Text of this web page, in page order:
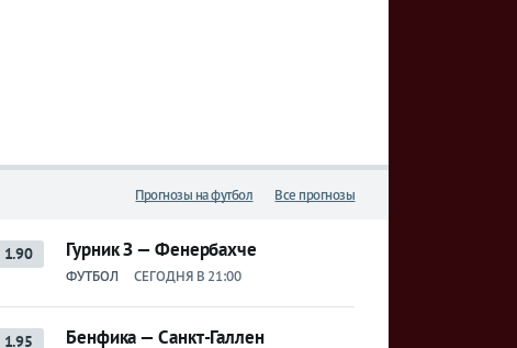
Все прогнозы
Прогнозы на футбол
1.90 Гурник З — Фенербахче
ФУТБОЛ СЕГОДНЯ В 21:00
1.95 Бенфика — Санкт-Галлен